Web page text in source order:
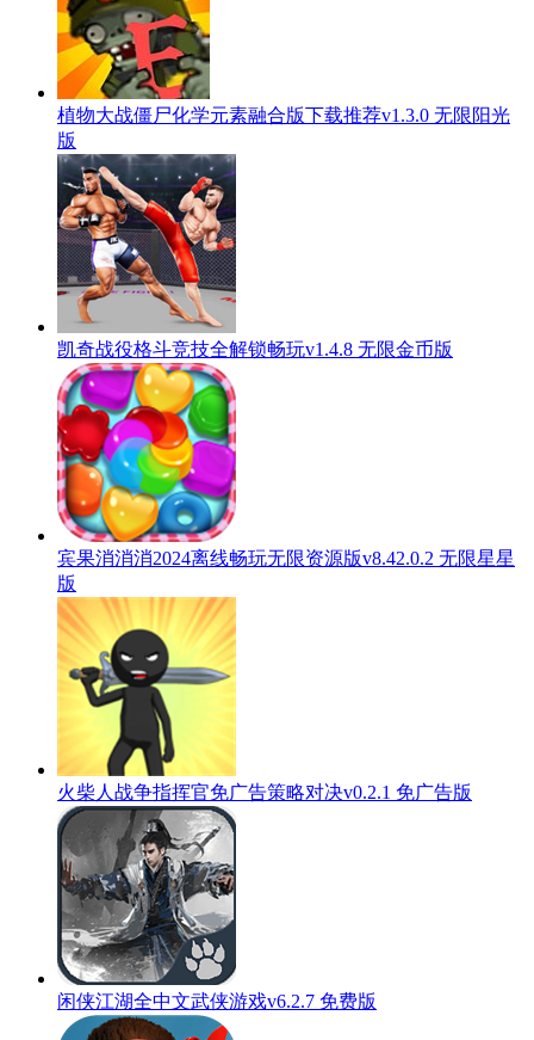
植物大战僵尸化学元素融合版下载推荐v1.3.0 无限阳光
版
凯奇战役格斗竞技全解锁畅玩v1.4.8 无限金币版
宾果消消消2024离线畅玩无限资源版v8.42.0.2 无限星星
版
火柴人战争指挥官免广告策略对决v0.2.1 免广告版
闲侠江湖全中文武侠游戏v6.2.7 免费版